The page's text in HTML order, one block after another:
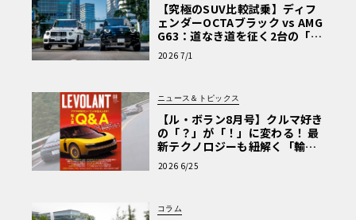
【究極のSUV比較試乗】ディフ
ェンダーOCTAブラック vs AMG
G63：道なき道を征く2台の「対
極的アプローチ」
2026 7/1
ニュース＆トピックス
【ル・ボラン8月号】クルマ好き
の「？」が「！」に変わる！ 最
新テクノロジーも紐解く「輸入
車Q&A」
2026 6/25
コラム